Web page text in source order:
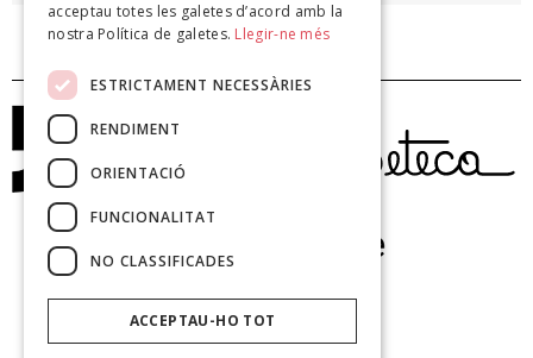
acceptau totes les galetes d’acord amb la
nostra Política de galetes. Llegir-ne més
ESTRICTAMENT NECESSÀRIES
RENDIMENT
ORIENTACIÓ
FUNCIONALITAT
NO CLASSIFICADES
ACCEPTAU-HO TOT